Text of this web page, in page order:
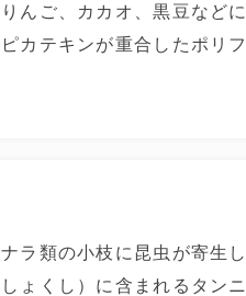
りんご、カカオ、黒豆など
ピカテキンが重合したポリ
ナラ類の小枝に昆虫が寄生
しょくし）に含まれるタン